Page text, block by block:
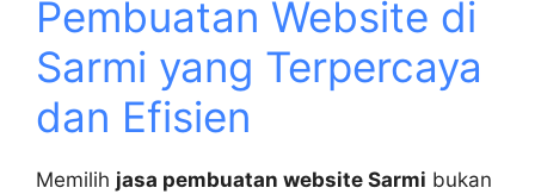
Pembuatan Website di
Sarmi yang Terpercaya
dan Efisien
Memilih jasa pembuatan website Sarmi bukan